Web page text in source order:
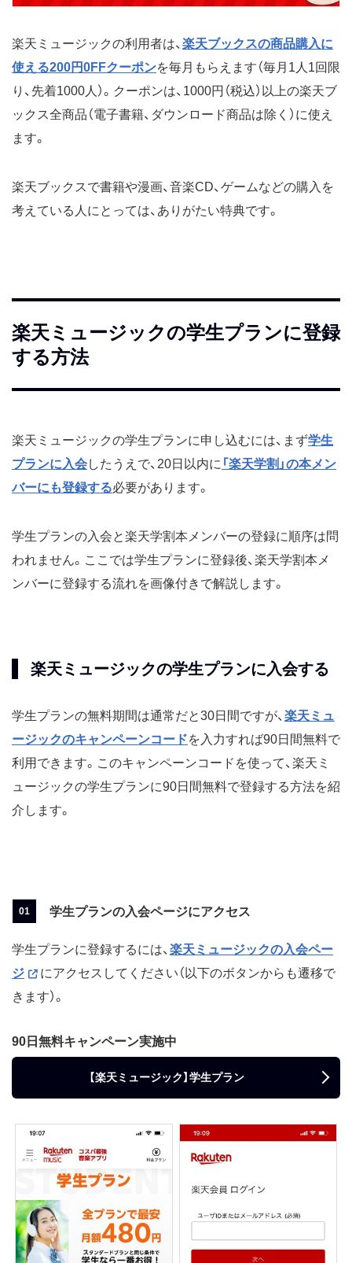
楽天ミュージックの利用者は、 楽天ブックスの商品購入に
使える200円0FFクーポンを毎月もらえます（毎月1人1回限
り、先着1000人）。クーポンは、1000円（税込）以上の楽天ブ
ックス全商品（電子書籍、ダウンロード商品は除く）に使え
ます。
楽天ブックスで書籍や漫画、音楽CD、ゲームなどの購入を
考えている人にとっては、ありがたい特典です。
楽天ミュージックの学生プランに登録
する方法
楽天ミュージックの学生プランに申し込むには、まず学生
プランに入会したうえで、20日以内に 「楽天学割」の本メン
バーにも登録する必要があります。
学生プランの入会と楽天学割本メンバーの登録に順序は問
われません。ここでは学生プランに登録後、楽天学割本メ
ンバーに登録する流れを画像付きで解説します。
楽天ミュージックの学生プランに入会する
学生プランの無料期間は通常だと30日間ですが、 楽天ミュ
ージックのキャンペーンコードを入力すれば90日間無料で
利用できます。このキャンペーンコードを使って、楽天ミ
ュージックの学生プランに90日間無料で登録する方法を紹
介します。
学生プランの入会ページにアクセス
学生プランに登録するには、 楽天ミュージックの入会ペー
ジ
にアクセスしてください（以下のボタンからも遷移で
きます）。
90日無料キャンペーン実施中
【楽天ミュージック】学生プラン